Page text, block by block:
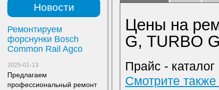
Цены на
G, TURBO
Прайс -
Смотрите
Новости
Ремонтируем
форснунки Bosch
Common Rail Agco
2025-01-13
Предлагаем
профессиональный ремонт